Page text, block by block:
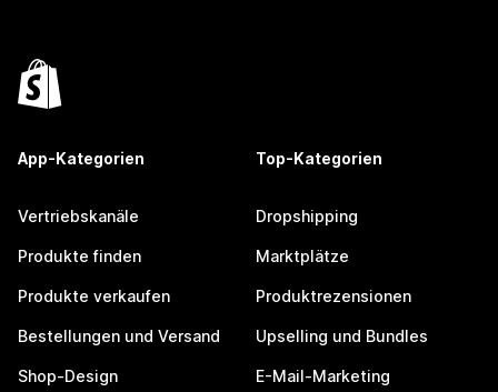
App-Kategorien
Vertriebskanäle
Produkte finden
Produkte verkaufen
Bestellungen und Versand
Shop-Design
Top-Kategorien
Dropshipping
Marktplätze
Produktrezensionen
Upselling und Bundles
E-Mail-Marketing